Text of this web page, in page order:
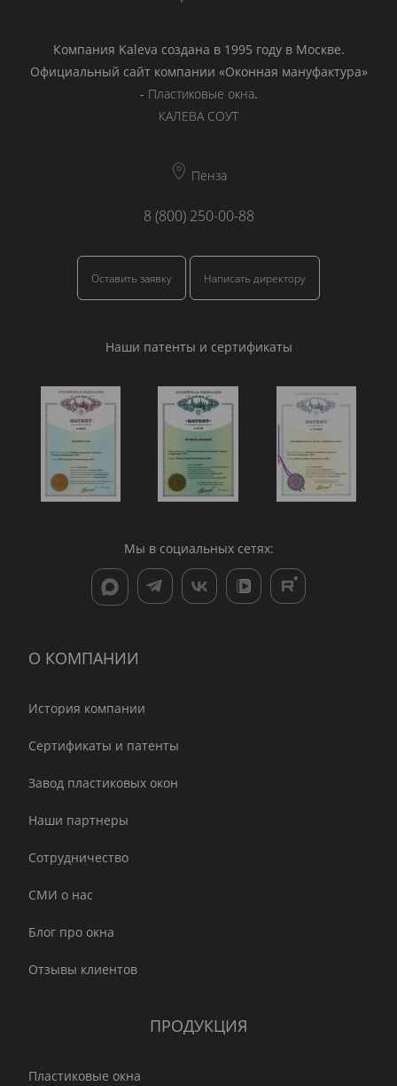
Компания Kaleva создана в 1995 году в Москве.
Официальный сайт компании «Оконная мануфактура»
- Пластиковые окна.
КАЛЕВА СОУТ
Пенза
8 (800) 250-00-88
Оставить заявку Написать директору
Наши патенты и сертификаты
Мы в социальных сетях:
О КОМПАНИИ
История компании
Сертификаты и патенты
Завод пластиковых окон
Наши партнеры
Сотрудничество
СМИ о нас
Блог про окна
Отзывы клиентов
ПРОДУКЦИЯ
Пластиковые окна